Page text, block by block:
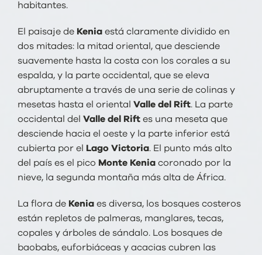
habitantes.
El paisaje de Kenia está claramente dividido en
dos mitades: la mitad oriental, que desciende
suavemente hasta la costa con los corales a su
espalda, y la parte occidental, que se eleva
abruptamente a través de una serie de colinas y
mesetas hasta el oriental Valle del Rift. La parte
occidental del Valle del Rift es una meseta que
desciende hacia el oeste y la parte inferior está
cubierta por el Lago Victoria. El punto más alto
del país es el pico Monte Kenia coronado por la
nieve, la segunda montaña más alta de África.
La flora de Kenia es diversa, los bosques costeros
están repletos de palmeras, manglares, tecas,
copales y árboles de sándalo. Los bosques de
baobabs, euforbiáceas y acacias cubren las